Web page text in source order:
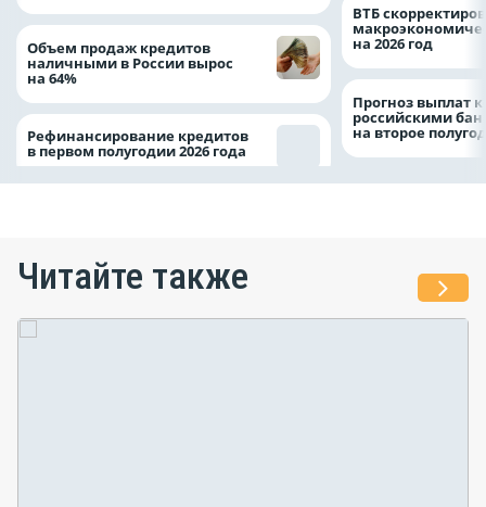
Объем продаж кредитов
наличными в России вырос
на 64%
Рефинансирование кредитов
в первом полугодии 2026 года
ВТБ
на 2026 год
Прогноз выплат
российскими
на второе
Читайте также